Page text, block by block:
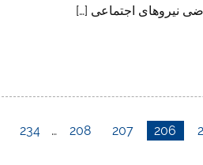
206
207
208
…
234